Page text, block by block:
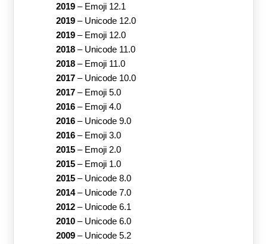
2019– Emoji 12.1
2019– Unicode 12.0
2019– Emoji 12.0
2018– Unicode 11.0
2018– Emoji 11.0
2017– Unicode 10.0
2017– Emoji 5.0
2016– Emoji 4.0
2016– Unicode 9.0
2016– Emoji 3.0
2015– Emoji 2.0
2015– Emoji 1.0
2015– Unicode 8.0
2014– Unicode 7.0
2012– Unicode 6.1
2010– Unicode 6.0
2009– Unicode 5.2